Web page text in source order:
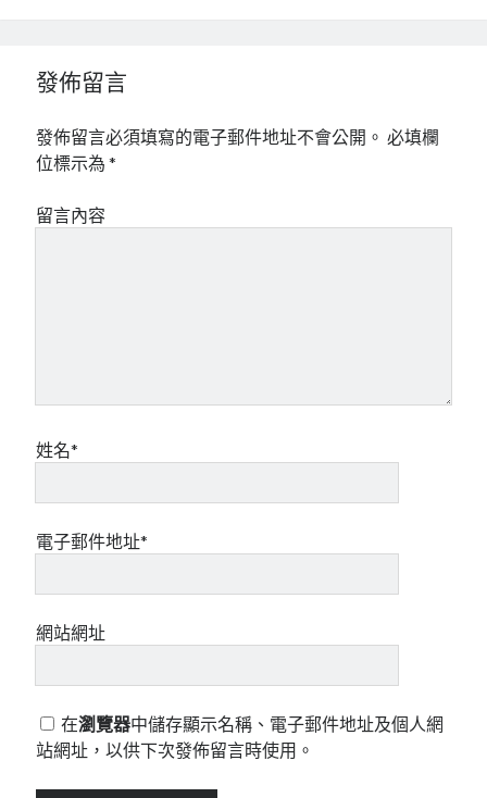
發佈留言
發佈留言必須填寫的電子郵件地址不會公開。 必填欄
位標示為*
留言內容
姓名*
電子郵件地址*
網站網址
在瀏覽器中儲存顯示名稱、電子郵件地址及個人網
站網址，以供下次發佈留言時使用。